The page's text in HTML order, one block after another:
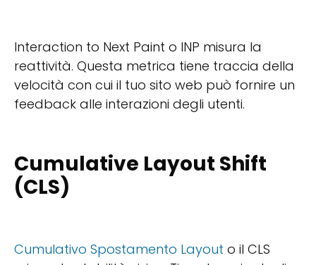
Interaction to Next Paint o INP misura la
reattività. Questa metrica tiene traccia della
velocità con cui il tuo sito web può fornire un
feedback alle interazioni degli utenti.
Cumulative Layout Shift
(CLS)
Cumulativo Spostamento Layout o il CLS